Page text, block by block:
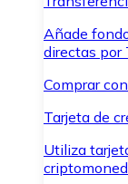
Añade
directas por
Comprar
Tarjeta de
Utiliza